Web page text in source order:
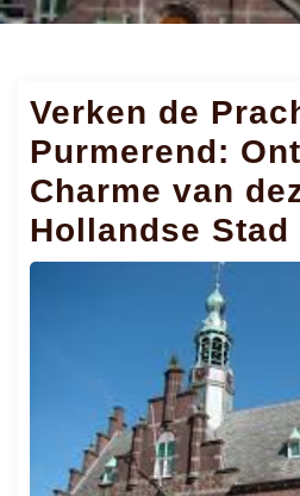
Verken de
Purmerend:
Charme van
Hollandse Stad